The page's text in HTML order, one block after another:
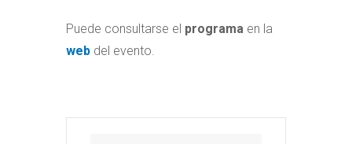
Puede consultarse el programa en la
web del evento.